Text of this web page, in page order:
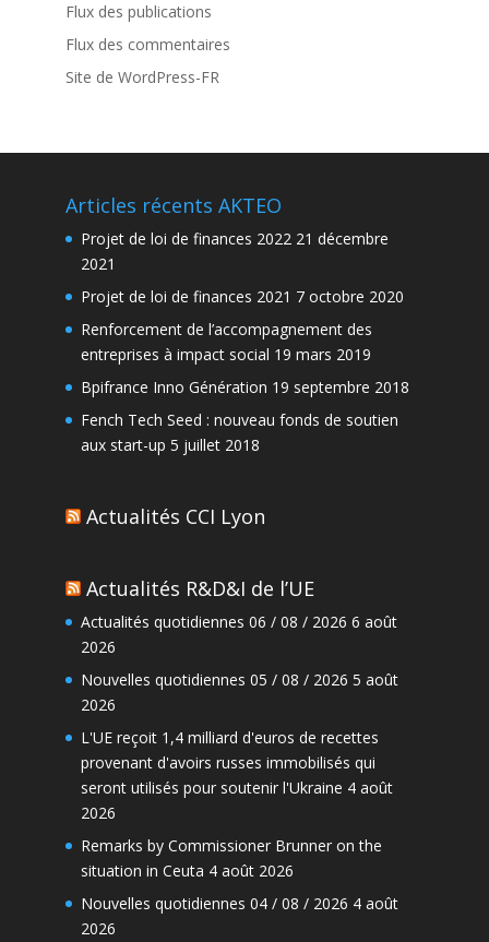
Flux des publications
Flux des commentaires
Site de WordPress-FR
Articles récents AKTEO
Projet de loi de finances 2022 21 décembre
2021
Projet de loi de finances 2021 7 octobre 2020
Renforcement de l’accompagnement des
entreprises à impact social 19 mars 2019
Bpifrance Inno Génération 19 septembre 2018
Fench Tech Seed : nouveau fonds de soutien
aux start-up 5 juillet 2018
Actualités CCI Lyon
Actualités R&D&I de l’UE
Actualités quotidiennes 06 / 08 / 2026 6 août
2026
Nouvelles quotidiennes 05 / 08 / 2026 5 août
2026
L'UE reçoit 1,4 milliard d'euros de recettes
provenant d'avoirs russes immobilisés qui
seront utilisés pour soutenir l'Ukraine 4 août
2026
Remarks by Commissioner Brunner on the
situation in Ceuta 4 août 2026
Nouvelles quotidiennes 04 / 08 / 2026 4 août
2026